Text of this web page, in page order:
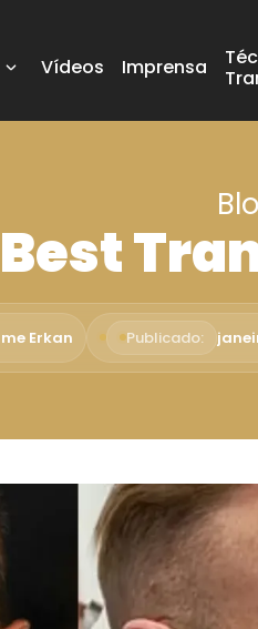
Vídeos Imprensa
Erkan Publicado: